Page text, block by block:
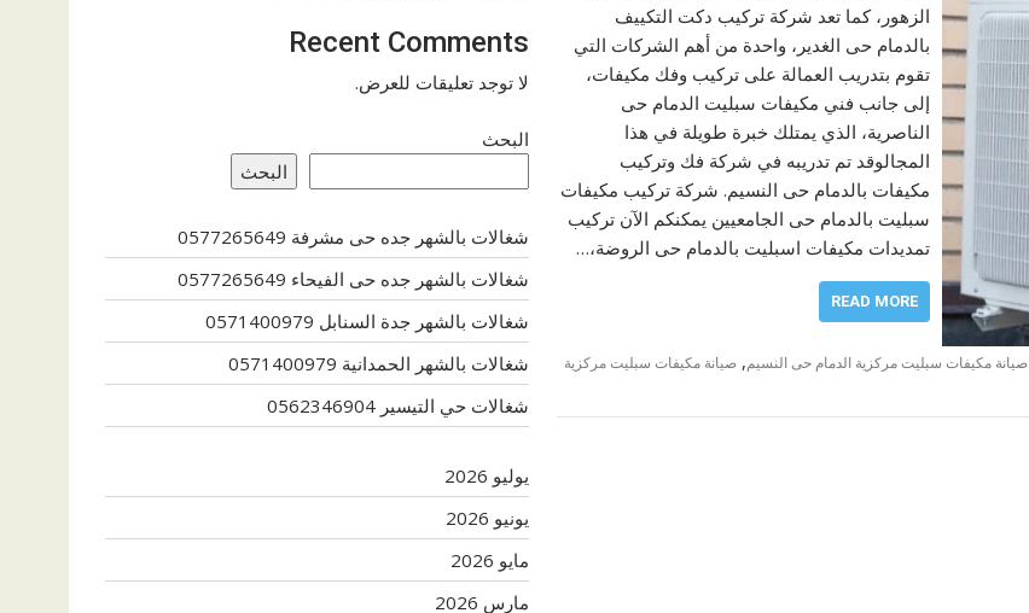
الزهور، كما تعد شركة تركيب دكت التكييف
بالدمام حى الغدير، واحدة من أهم الشركات التي
تقوم بتدريب العمالة على تركيب وفك مكيفات،
إلى جانب فني مكيفات سبليت الدمام حى
الناصرية، الذي يمتلك خبرة طويلة في هذا
المجالوقد تم تدريبه في شركة فك وتركيب
مكيفات بالدمام حى النسيم. شركة تركيب مكيفات
سبليت بالدمام حى الجامعيين يمكنكم الآن تركيب
تمديدات مكيفات اسبليت بالدمام حى الروضة،…
READ MORE
صيانة مكيفات سبليت مركزية الدمام حى النسيم, صيانة مكيفات سبليت مركزية
Recent Comments
لا توجد تعليقات للعرض.
البحث
البحث
شغالات بالشهر جده حى مشرفة 0577265649
شغالات بالشهر جده حى الفيحاء 0577265649
شغالات بالشهر جدة السنابل 0571400979
شغالات بالشهر الحمدانية 0571400979
شغالات حي التيسير 0562346904
يوليو 2026
يونيو 2026
مايو 2026
مارس 2026